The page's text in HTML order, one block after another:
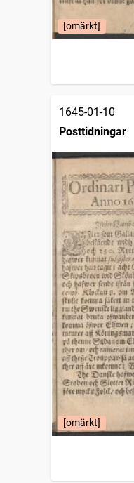
[omärkt]
1645-01-10
Posttidningar
[omärkt]